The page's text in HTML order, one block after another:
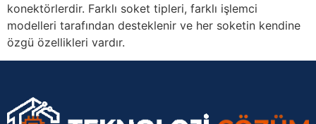
konektörlerdir. Farklı soket tipleri, farklı işlemci
modelleri tarafından desteklenir ve her soketin kendine
özgü özellikleri vardır.